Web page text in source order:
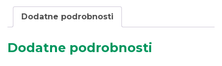
M,
2,480
Dodatne podrobnosti
Dodatne podrobnosti